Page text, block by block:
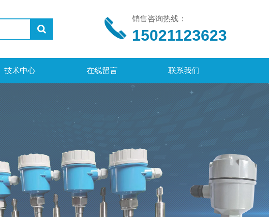
销售咨询热线：
15021123623
技术中心 在线留言 联系我们